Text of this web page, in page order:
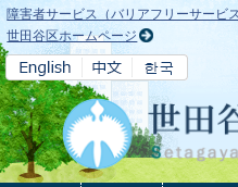
本文へ
障害者サービス（バリアフリーサービス
世田谷区ホームページ